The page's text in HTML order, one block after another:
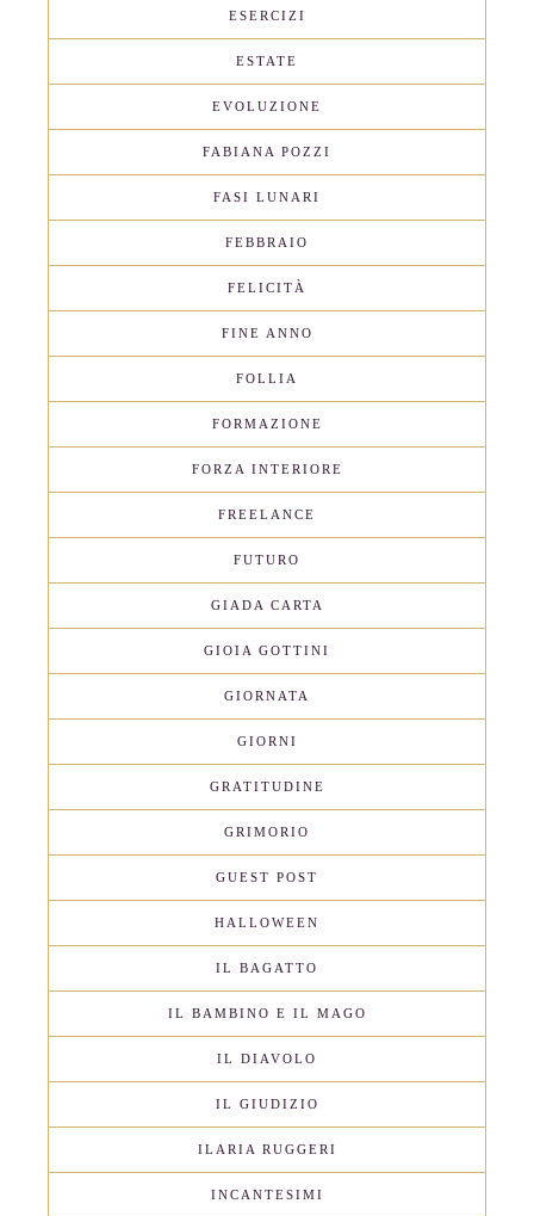
ESERCIZI
ESTATE
EVOLUZIONE
FABIANA POZZI
FASI LUNARI
FEBBRAIO
FELICITÀ
FINE ANNO
FOLLIA
FORMAZIONE
FORZA INTERIORE
FREELANCE
FUTURO
GIADA CARTA
GIOIA GOTTINI
GIORNATA
GIORNI
GRATITUDINE
GRIMORIO
GUEST POST
HALLOWEEN
IL BAGATTO
IL BAMBINO E IL MAGO
IL DIAVOLO
IL GIUDIZIO
ILARIA RUGGERI
INCANTESIMI